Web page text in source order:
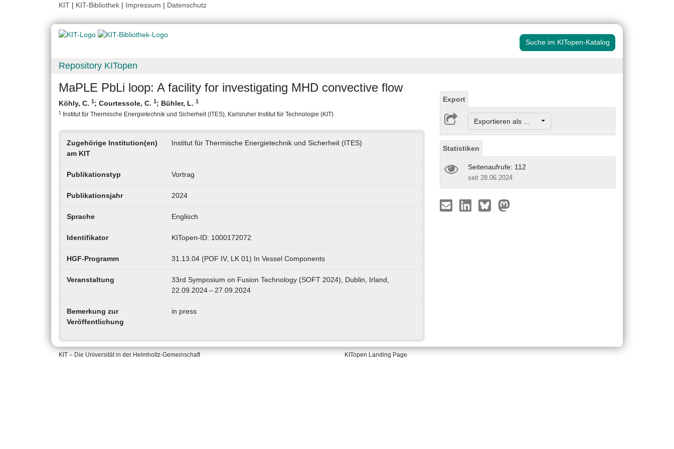
KIT | KIT-Bibliothek | Impressum | Datenschutz
Suche im KITopen-Katalog
Repository KITopen
MaPLE PbLi loop: A facility for investigating MHD convective flow
Köhly, C. 1; Courtessole, C. 1; Bühler, L. 1
1 Institut für Thermische Energietechnik und Sicherheit (ITES), Karlsruher Institut für Technologie (KIT)
Zugehörige Institution(en)
am KIT
Institut für Thermische Energietechnik und Sicherheit (ITES)
Publikationstyp Vortrag
Publikationsjahr 2024
Sprache Englisch
Identifikator KITopen-ID: 1000172072
HGF-Programm 31.13.04 (POF IV, LK 01) In Vessel Components
Veranstaltung
33rd Symposium on Fusion Technology (SOFT 2024), Dublin, Irland,
22.09.2024 – 27.09.2024
Bemerkung zur
Veröffentlichung
in press
Export
Exportieren als ...
Statistiken
Seitenaufrufe: 112
seit 28.06.2024
KIT – Die Universität in der Helmholtz-Gemeinschaft KITopen Landing Page